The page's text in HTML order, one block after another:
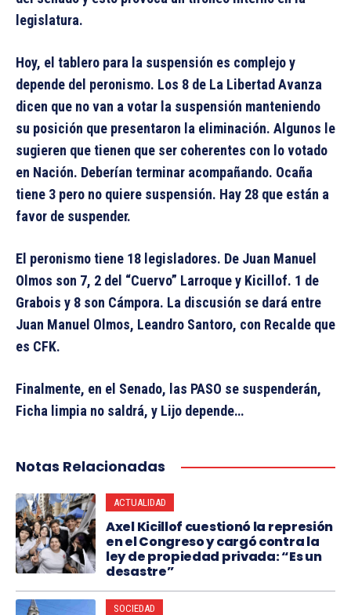
legislatura.
Hoy, el tablero para la suspensión es complejo y
depende del peronismo. Los 8 de La Libertad Avanza
dicen que no van a votar la suspensión manteniendo
su posición que presentaron la eliminación. Algunos le
sugieren que tienen que ser coherentes con lo votado
en Nación. Deberían terminar acompañando. Ocaña
tiene 3 pero no quiere suspensión. Hay 28 que están a
favor de suspender.
El peronismo tiene 18 legisladores. De Juan Manuel
Olmos son 7, 2 del “Cuervo” Larroque y Kicillof. 1 de
Grabois y 8 son Cámpora. La discusión se dará entre
Juan Manuel Olmos, Leandro Santoro, con Recalde que
es CFK.
Finalmente, en el Senado, las PASO se suspenderán,
Ficha limpia no saldrá, y Lijo depende…
Notas Relacionadas
ACTUALIDAD
Axel Kicillof cuestionó la represión
en el Congreso y cargó contra la
ley de propiedad privada: “Es un
desastre”
SOCIEDAD